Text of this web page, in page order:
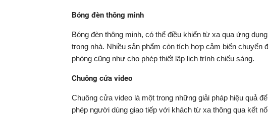
Bóng đèn thông minh
Bóng đèn thông minh, có thể điều khiển từ xa qua ứng
trong nhà. Nhiều sản phẩm còn tích hợp cảm biến chuyển
phòng cũng như cho phép thiết lập lịch trình chiếu sáng.
Chuông cửa video
Chuông cửa video là một trong những giải pháp hiệu quả
phép người dùng giao tiếp với khách từ xa thông qua kết